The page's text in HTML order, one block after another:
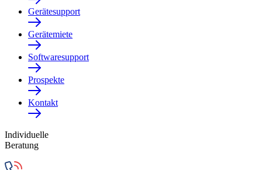
Gerätesupport
Gerätemiete
Softwaresupport
Prospekte
Kontakt
Individuelle
Beratung